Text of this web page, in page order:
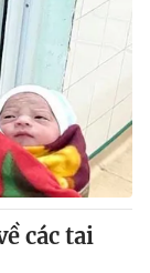
các tai